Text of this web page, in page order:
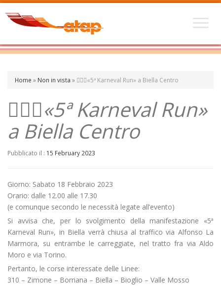
Home » Non in vista » 🏃🏽‍♀️«5ª Karneval Run» a Biella Centro
🏃🏽‍♀️«5ª Karneval Run»
a Biella Centro
Pubblicato il : 15 February 2023
Giorno: Sabato 18 Febbraio 2023
Orario: dalle 12.00 alle 17.30
(e comunque secondo le necessità legate all’evento)
Si avvisa che, per lo svolgimento della manifestazione «5ª
Karneval Run», in Biella verrà chiusa al traffico via Alfonso La
Marmora, su entrambe le carreggiate, nel tratto fra via Aldo
Moro e via Torino.
Pertanto, le corse interessate delle Linee:
310 – Zimone – Borriana – Biella – Bioglio – Valle Mosso